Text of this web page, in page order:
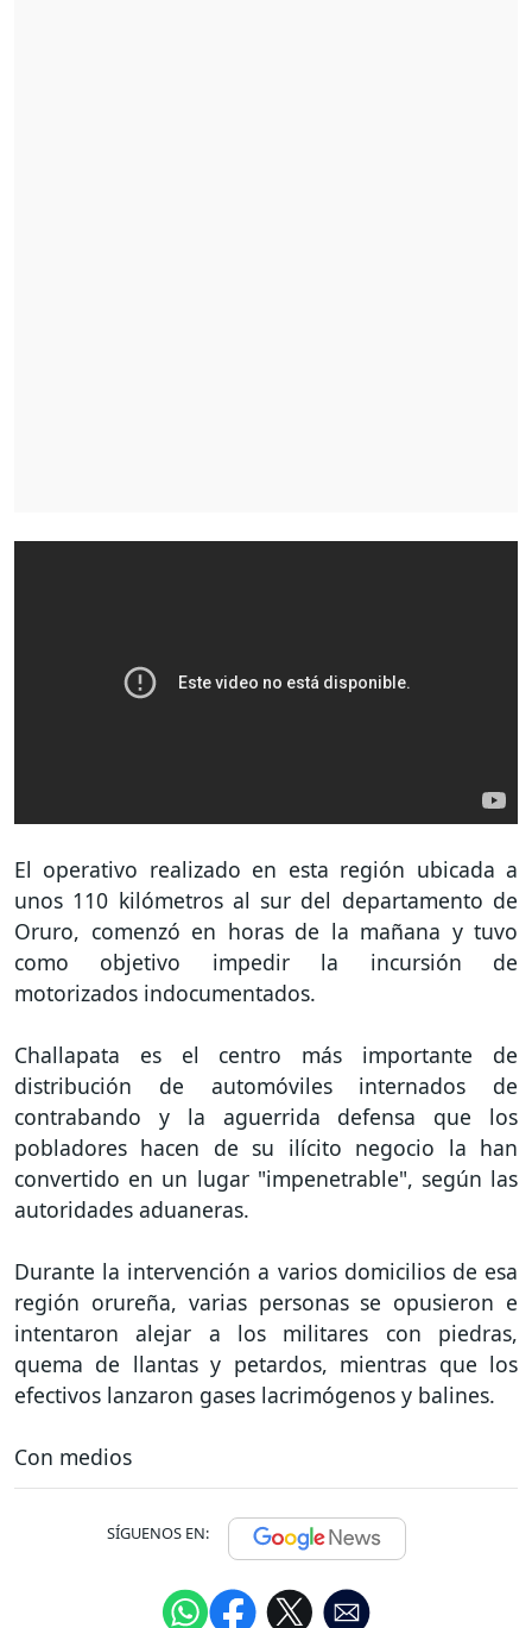
El operativo realizado en esta región ubicada a
unos 110 kilómetros al sur del departamento de
Oruro, comenzó en horas de la mañana y tuvo
como objetivo impedir la incursión de
motorizados indocumentados.
Challapata es el centro más importante de
distribución de automóviles internados de
contrabando y la aguerrida defensa que los
pobladores hacen de su ilícito negocio la han
convertido en un lugar "impenetrable", según las
autoridades aduaneras.
Durante la intervención a varios domicilios de esa
región orureña, varias personas se opusieron e
intentaron alejar a los militares con piedras,
quema de llantas y petardos, mientras que los
efectivos lanzaron gases lacrimógenos y balines.
Con medios
SÍGUENOS EN: